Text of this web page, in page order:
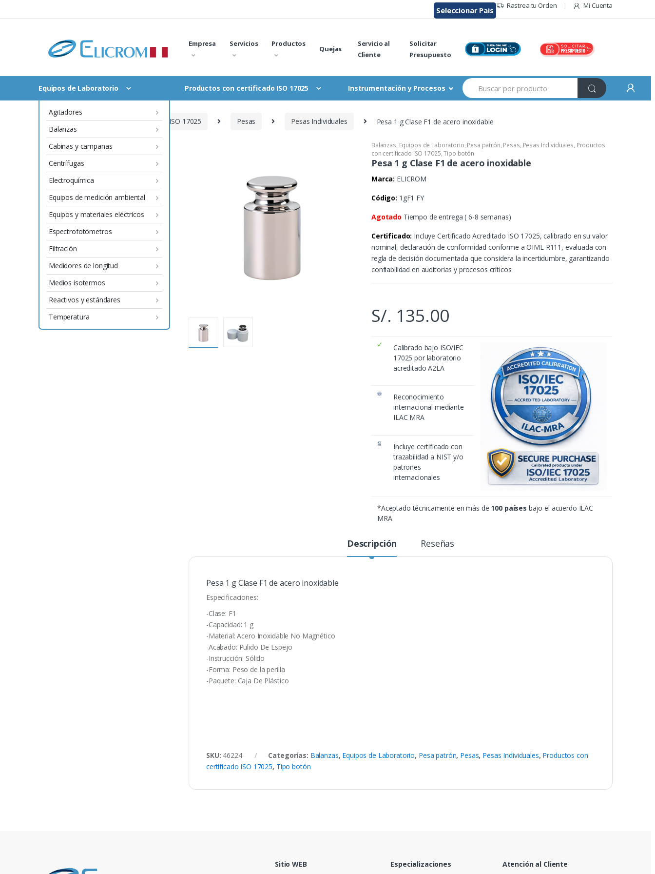
al
Rastrea tu Orden Mi Cuenta
Seleccionar Pais
Empresa Servicios Productos
Quejas
Servicio al
Cliente
Solicitar
Presupuesto
Equipos de Laboratorio
Agitadores
Balanzas
Cabinas y campanas
Centrífugas
Electroquímica
Equipos de medición ambiental
Equipos y materiales eléctricos
Espectrofotómetros
Filtración
Medidores de longitud
Medios isotermos
Reactivos y estándares
Temperatura
Productos con certificado ISO 17025 Instrumentación y Procesos
Buscar:
Inicio Productos con certificado ISO 17025 Pesas Pesas Individuales Pesa 1 g Clase F1 de acero inoxidable
Balanzas, Equipos de Laboratorio, Pesa patrón, Pesas, Pesas Individuales, Productos
con certificado ISO 17025,Tipo botón
Pesa 1 g Clase F1 de acero inoxidable
Marca: ELICROM
Código: 1gF1 FY
Agotado Tiempo de entrega ( 6-8 semanas)
Certificado: Incluye Certificado Acreditado ISO 17025, calibrado en su valor
nominal, declaración de conformidad conforme a OIML R111, evaluada con
regla de decisión documentada que considera la incertidumbre, garantizando
confiabilidad en auditorias y procesos críticos
S/. 135.00
Calibrado bajo ISO/IEC
17025 por laboratorio
acreditado A2LA
Reconocimiento
internacional mediante
ILAC MRA
Incluye certificado con
trazabilidad a NIST y/o
patrones
internacionales
*Aceptado técnicamente en más de 100 países bajo el acuerdo ILAC
MRA
Descripción Reseñas
Pesa 1 g Clase F1 de acero inoxidable
Especificaciones:
-Clase: F1
-Capacidad: 1 g
-Material: Acero Inoxidable No Magnético
-Acabado: Pulido De Espejo
-Instrucción: Sólido
-Forma: Peso de la perilla
-Paquete: Caja De Plástico
SKU: 46224 Categorías: Balanzas, Equipos de Laboratorio, Pesa patrón, Pesas, Pesas Individuales, Productos con
certificado ISO 17025, Tipo botón
Sitio WEB Especializaciones Atención al Cliente